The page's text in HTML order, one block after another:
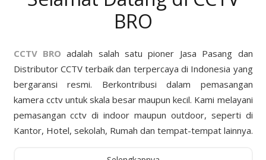
BRO
CCTV BRO adalah salah satu pioner Jasa Pasang dan
Distributor CCTV terbaik dan terpercaya di Indonesia yang
bergaransi resmi. Berkontribusi dalam pemasangan
kamera cctv untuk skala besar maupun kecil. Kami melayani
pemasangan cctv di indoor maupun outdoor, seperti di
Kantor, Hotel, sekolah, Rumah dan tempat-tempat lainnya.